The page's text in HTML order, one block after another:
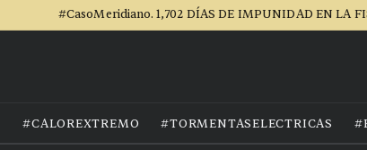
#CasoMeridiano. 1,702 DÍAS DE IMPUNIDAD EN LA
#CALOREXTREMO #TORMENTASELECTRICAS